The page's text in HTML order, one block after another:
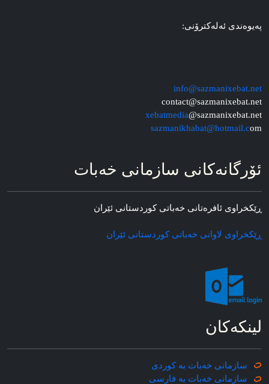
په‌یوه‌ندی ئه‌له‌کترۆنی:
info@sazmanixebat.net
contact@sazmanixebat.net
xebatmedia@sazmanixebat.net
sazmanikhabat@hotmail.com
ئۆرگانه‌کانی سازمانی خه‌بات
ڕێکخراوی ئافره‌تانی خه‌باتی کوردستانی ئێران
ڕێکخراوی لاوانی خه‌باتی کوردستانی ئێران
لینکه‌کان
سازمانی خه‌بات به کوردی
سازمانی خه‌بات به فارسی